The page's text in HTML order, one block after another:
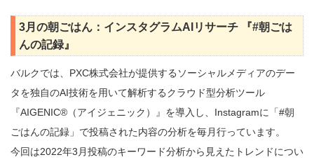
3月の朝ごはん：インスタグラムAIリサーチ 『#朝ごは
んの記録』
バルクでは、PXC株式会社が提供するソーシャルメディアのデー
タを独自のAI技術を用いて解析するクラウド型分析ツール
『AIGENIC®（アイジェニック）』を導入し、Instagramに「#朝
ごはんの記録」で投稿された内容の分析を毎月行っています。
今回は2022年3月投稿のキーワード分析から見えたトレンドについ